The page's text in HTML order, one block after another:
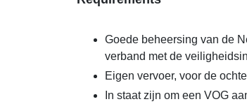
Goede beheersing van de
verband met de
Eigen vervoer, voor de
In staat zijn om een VOG